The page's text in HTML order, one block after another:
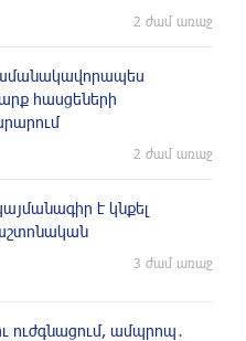
2 ժամ առաջ
հասցեների
2 ժամ առաջ
է կնքել
3 ժամ առաջ
ուժգնացում, ամպրոպ․